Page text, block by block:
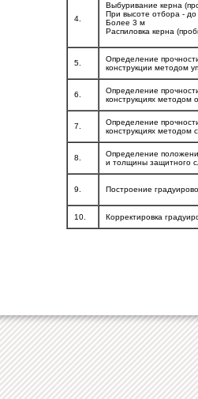
4.
Выбуривание керна
При высоте отбора -
Более 3 м
Распиловка керна
5.
Определение
конструкции методом
6.
Определение
конструкциях методом
7.
Определение
конструкциях методом
8.
Определение
и толщины защитного
9. Построение
10. Корректировка